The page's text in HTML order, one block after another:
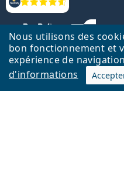
Nous utilisons des
bon fonctionnement et
expérience de
d'informations
Évaluation